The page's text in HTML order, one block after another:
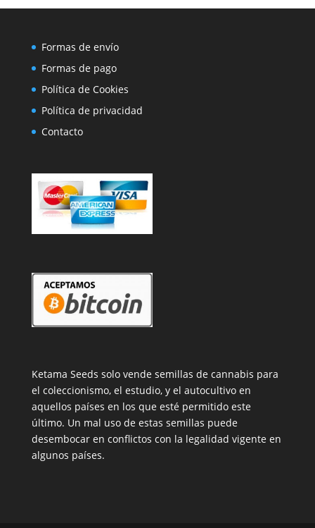
Formas de envío
Formas de pago
Política de Cookies
Política de privacidad
Contacto
Ketama Seeds solo vende semillas de cannabis para
el coleccionismo, el estudio, y el autocultivo en
aquellos países en los que esté permitido este
último. Un mal uso de estas semillas puede
desembocar en conflictos con la legalidad vigente en
algunos países.